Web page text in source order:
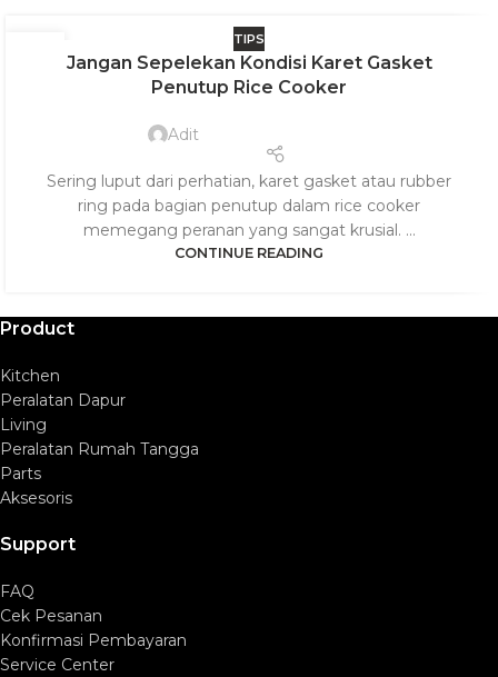
TIPS
Jangan Sepelekan Kondisi Karet Gasket
Penutup Rice Cooker
Adit
Sering luput dari perhatian, karet gasket atau rubber
ring pada bagian penutup dalam rice cooker
memegang peranan yang sangat krusial. ...
CONTINUE READING
Product
Kitchen
Peralatan Dapur
Living
Peralatan Rumah Tangga
Parts
Aksesoris
Support
FAQ
Cek Pesanan
Konfirmasi Pembayaran
Service Center